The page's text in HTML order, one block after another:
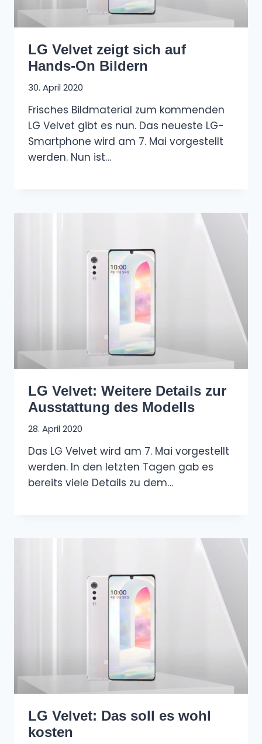
LG Velvet zeigt sich auf
Hands-On Bildern
30. April 2020
Frisches Bildmaterial zum kommenden
LG Velvet gibt es nun. Das neueste LG-
Smartphone wird am 7. Mai vorgestellt
werden. Nun ist…
LG Velvet: Weitere Details zur
Ausstattung des Modells
28. April 2020
Das LG Velvet wird am 7. Mai vorgestellt
werden. In den letzten Tagen gab es
bereits viele Details zu dem…
LG Velvet: Das soll es wohl
kosten